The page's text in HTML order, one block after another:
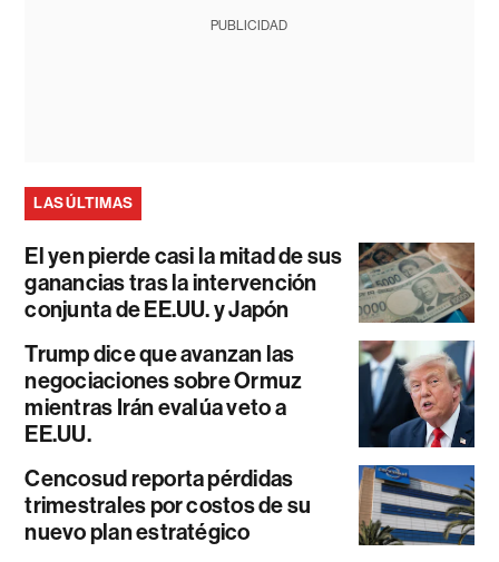
PUBLICIDAD
LAS ÚLTIMAS
El yen pierde casi la mitad de sus
ganancias tras la intervención
conjunta de EE.UU. y Japón
Trump dice que avanzan las
negociaciones sobre Ormuz
mientras Irán evalúa veto a
EE.UU.
Cencosud reporta pérdidas
trimestrales por costos de su
nuevo plan estratégico